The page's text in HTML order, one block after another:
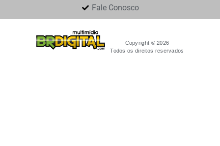
Fale Conosco
Copyright © 2026
Todos os direitos reservados